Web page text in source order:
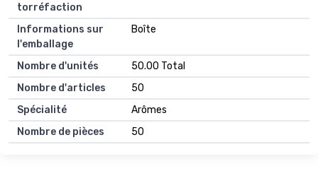
torréfaction
Informations sur
l'emballage
Boîte
Nombre d'unités
50.00 Total
Nombre d'articles
50
Spécialité
Arômes
Nombre de pièces
50